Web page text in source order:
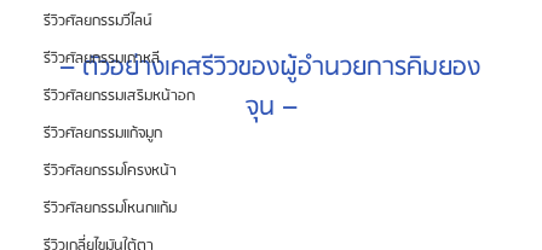
รีวิวศัลยกรรมวีไลน์
รีวิวศัลยกรรมเกาหลี
รีวิวศัลยกรรมเสริมหน้าอก
รีวิวศัลยกรรมแก้จมูก
รีวิวศัลยกรรมโครงหน้า
รีวิวศัลยกรรมโหนกแก้ม
– ตัวอย่างเคสรีวิวของผู้อำนวยการคิมยอง
จุน –